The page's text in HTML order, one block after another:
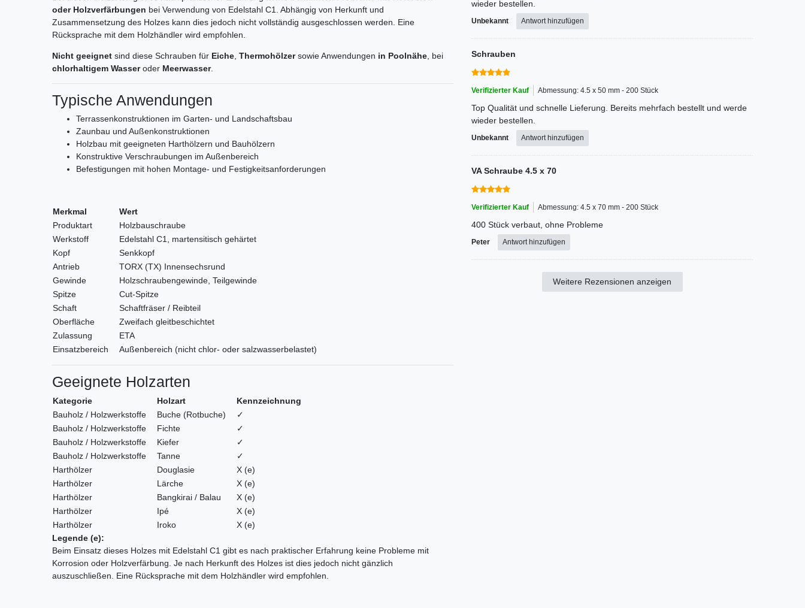
oder Holzverfärbungen bei Verwendung von Edelstahl C1. Abhängig von Herkunft und
Zusammensetzung des Holzes kann dies jedoch nicht vollständig ausgeschlossen werden. Eine
Rücksprache mit dem Holzhändler wird empfohlen.
Nicht geeignet sind diese Schrauben für Eiche Thermohölzersowie Anwendungen in Poolnähe , bei
chlorhaltigem Wasseroder Meerwasser.
Typische Anwendungen
Terrassenkonstruktionen im Garten- und Landschaftsbau
Zaunbau und Außenkonstruktionen
Holzbau mit geeigneten Harthölzern und Bauhölzern
Konstruktive Verschraubungen im Außenbereich
Befestigungen mit hohen Montage- und Festigkeitsanforderungen
Merkmal
Wert
Produktart
Holzbauschraube
Werkstoff
Edelstahl C1, martensitisch gehärtet
Kopf
Senkkopf
Antrieb
TORX (TX) Innensechsrund
Gewinde
Holzschraubengewinde, Teilgewinde
Spitze
Cut-Spitze
Schaft
Schaftfräser / Reibteil
Oberfläche
Zweifach gleitbeschichtet
Zulassung
ETA
Einsatzbereich
Außenbereich (nicht chlor- oder salzwasserbelastet)
Geeignete Holzarten
Kategorie Holzart
Kennzeichnung
Bauholz / Holzwerkstoffe
Buche (Rotbuche)
✓
Bauholz / Holzwerkstoffe
Fichte
✓
Bauholz / Holzwerkstoffe
Kiefer
✓
Bauholz / Holzwerkstoffe
Tanne
✓
Harthölzer
Douglasie
X (e)
Harthölzer
Lärche
X (e)
Harthölzer
Bangkirai / Balau
X (e)
Harthölzer
Ipé
X (e)
Harthölzer
Iroko
X (e)
Legende (e):
Beim Einsatz dieses Holzes mit Edelstahl C1 gibt es nach praktischer Erfahrung keine Probleme mit
Korrosion oder Holzverfärbung. Je nach Herkunft des Holzes ist dies jedoch nicht gänzlich
auszuschließen. Eine Rücksprache mit dem Holzhändler wird empfohlen.
wieder bestellen.
Unbekannt Antwort hinzufügen
Schrauben
Verifizierter Kauf Abmessung: 4.5 x 50 mm - 200 Stück
Top Qualität und schnelle Lieferung. Bereits mehrfach bestellt und werde
wieder bestellen.
Unbekannt Antwort hinzufügen
VA Schraube 4.5 x 70
Verifizierter Kauf Abmessung: 4.5 x 70 mm - 200 Stück
400 Stück verbaut, ohne Probleme
Peter Antwort hinzufügen
Weitere Rezensionen anzeigen